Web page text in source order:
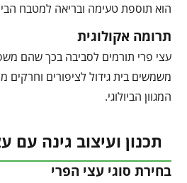
הוא תוספת טעימה ובריאה למטבח
תרומה אקולוגית
עצי פרי תורמים לסביבה בכך שהם
משמשים בית גידול לציפורים וחרקים
המגוון הביולוגי.
תכנון ועיצוב גינה עם
בחירת סוגי עצי הפרי